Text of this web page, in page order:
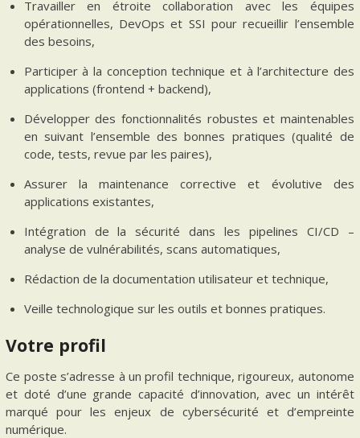
Travailler en étroite collaboration avec les équipes
opérationnelles, DevOps et SSI pour recueillir l’ensemble
des besoins,
Participer à la conception technique et à l’architecture des
applications (frontend + backend),
Développer des fonctionnalités robustes et maintenables
en suivant l’ensemble des bonnes pratiques (qualité de
code, tests, revue par les paires),
Assurer la maintenance corrective et évolutive des
applications existantes,
Intégration de la sécurité dans les pipelines CI/CD –
analyse de vulnérabilités, scans automatiques,
Rédaction de la documentation utilisateur et technique,
Veille technologique sur les outils et bonnes pratiques.
Votre profil
Ce poste s’adresse à un profil technique, rigoureux, autonome
et doté d’une grande capacité d’innovation, avec un intérêt
marqué pour les enjeux de cybersécurité et d’empreinte
numérique.